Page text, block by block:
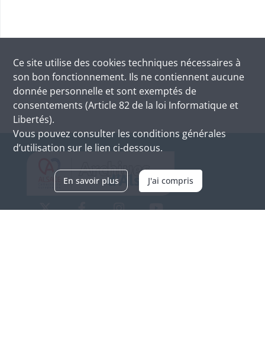
Ce site utilise des cookies techniques nécessaires à
son bon fonctionnement. Ils ne contiennent aucune
donnée personnelle et sont exemptés de
consentements (Article 82 de la loi Informatique et
Libertés).
Vous pouvez consulter les conditions générales
d’utilisation sur le lien ci-dessous.
En savoir plus J'ai compris